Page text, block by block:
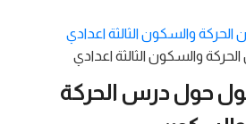
والسكون الثالثة اعدادي
حول درس الحركة